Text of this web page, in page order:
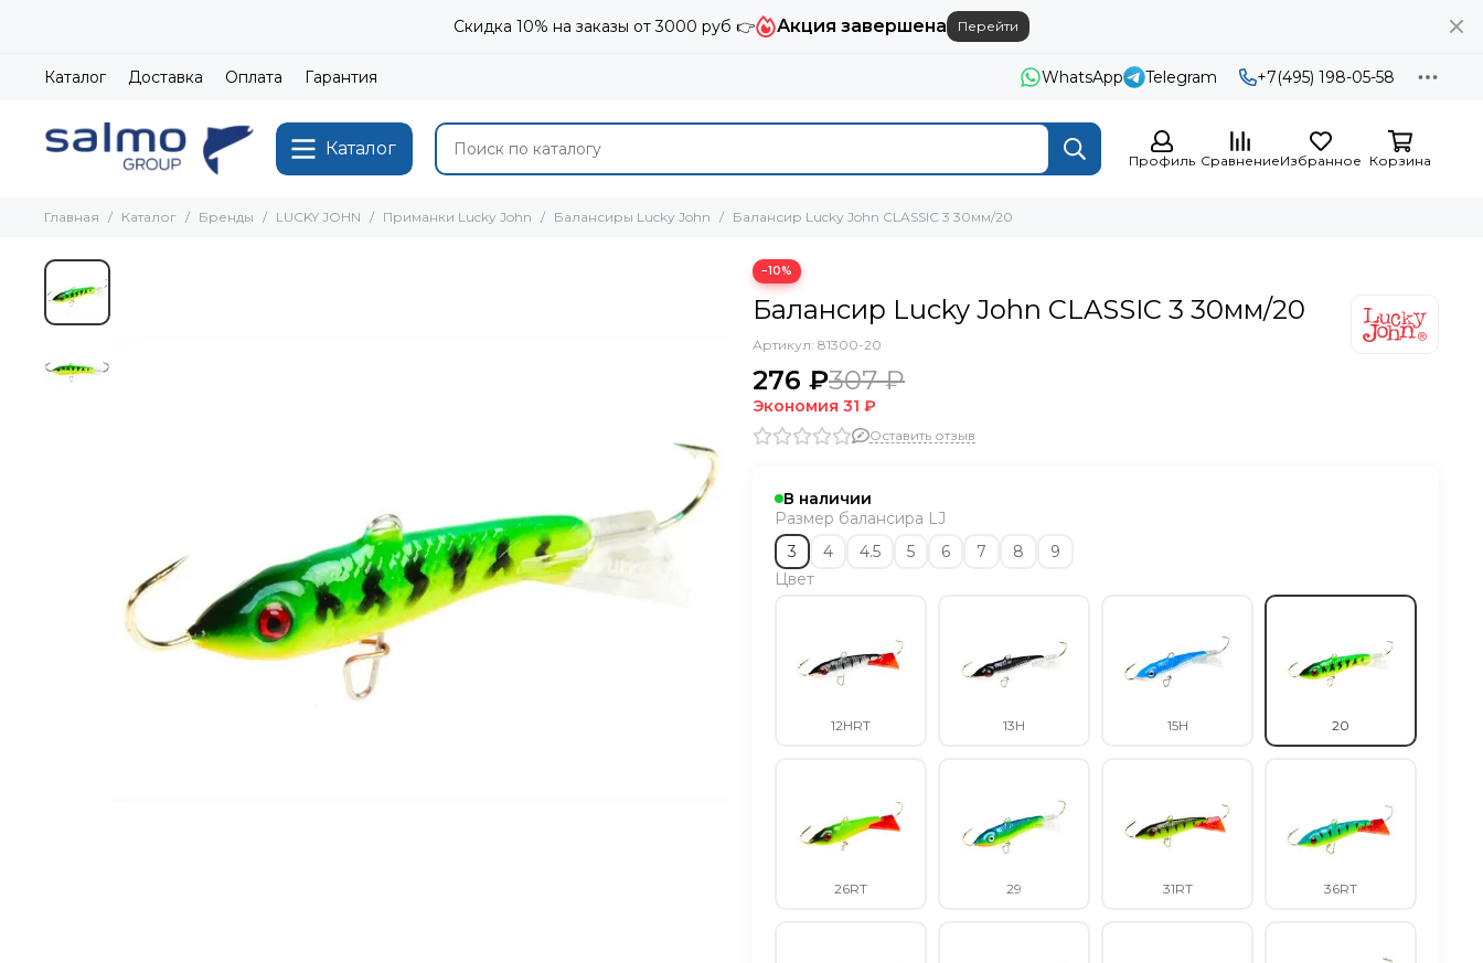
Скидка 10% на заказы от 3000 руб 👉 Акция завершена Перейти
Каталог Доставка Оплата Гарантия WhatsApp Telegram +7(495) 198-05-58
Каталог
Профиль СравнениеИзбранное Корзина
Главная Каталог Бренды LUCKY JOHN Приманки Lucky John Балансиры Lucky John Балансир Lucky John CLASSIC 3 30мм/20
−10%
Балансир Lucky John CLASSIC 3 30мм/20
Артикул: 81300-20
276 ₽307 ₽
Экономия 31 ₽
Оставить отзыв
В наличии
Размер балансира LJ
3
4 4.5 5 6 7 8
9
Цвет
12HRT 13H 15H 20
26RT 29 31RT 36RT